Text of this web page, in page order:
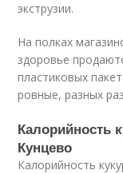
экструзии.
На полках
здоровье
пластиковых
ровные, разных
Калорийность
Кунцево
Калорийность